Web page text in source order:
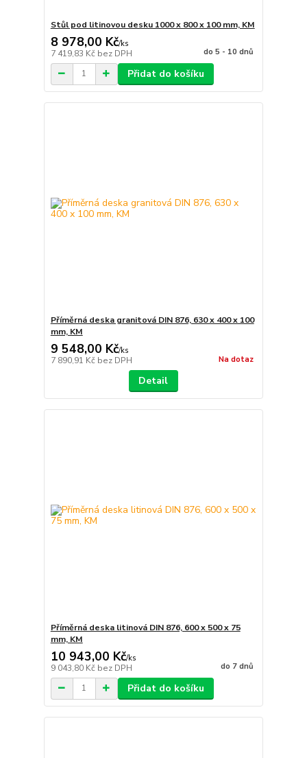
Stůl pod litinovou desku 1000 x 800 x 100 mm, KM
8 978,00 Kč/ks
7 419,83 Kč bez DPH do 5 - 10 dnů
Přidat do košíku
Příměrná deska granitová DIN 876, 630 x 400 x 100
mm, KM
9 548,00 Kč/ks
7 890,91 Kč bez DPH Na dotaz
Detail
Příměrná deska litinová DIN 876, 600 x 500 x 75
mm, KM
10 943,00 Kč/ks
9 043,80 Kč bez DPH do 7 dnů
Přidat do košíku